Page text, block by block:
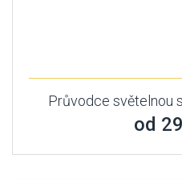
Průvodce světelnou
od